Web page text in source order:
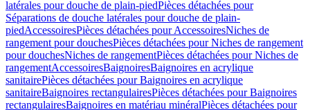
latérales pour douche de plain-piedPièces détachées pour
Séparations de douche latérales pour douche de plain-
piedAccessoiresPièces détachées pour AccessoiresNiches de
rangement pour douchesPièces détachées pour Niches de rangement
pour douchesNiches de rangementPièces détachées pour Niches de
rangementAccessoiresBaignoiresBaignoires en acrylique
sanitairePièces détachées pour Baignoires en acrylique
sanitaireBaignoires rectangulairesPièces détachées pour Baignoires
rectangulairesBaignoires en matériau minéralPièces détachées pour